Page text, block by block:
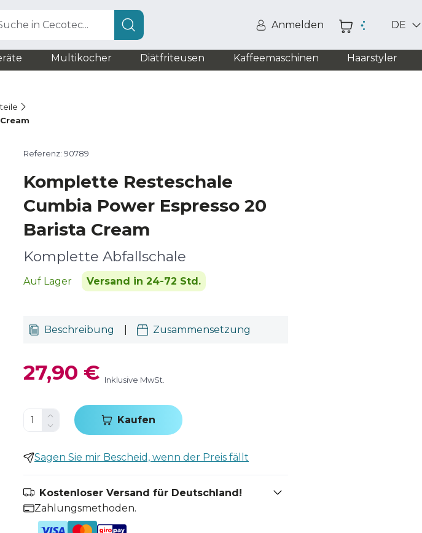
in Cecotec... Anmelden DE
Multikocher Diätfriteusen Kaffeemaschinen Haarstyler
Referenz: 90789
Komplette Resteschale
Cumbia Power Espresso 20
Barista Cream
Komplette Abfallschale
Auf Lager Versand in 24-72 Std.
Beschreibung Zusammensetzung
27,90 € Inklusive MwSt.
Kaufen
Sagen Sie mir Bescheid, wenn der Preis fällt
Kostenloser Versand für Deutschland!
Zahlungsmethoden.